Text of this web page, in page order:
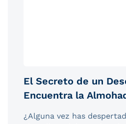
El Secreto de un
Encuentra la
¿Alguna vez has